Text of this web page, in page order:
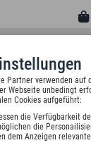
Partner verwenden auf
Webseite unbedingt
Cookies aufgeführt:
die Verfügbarkeit
die
dem Anzeigen
Berlin, Deutschland